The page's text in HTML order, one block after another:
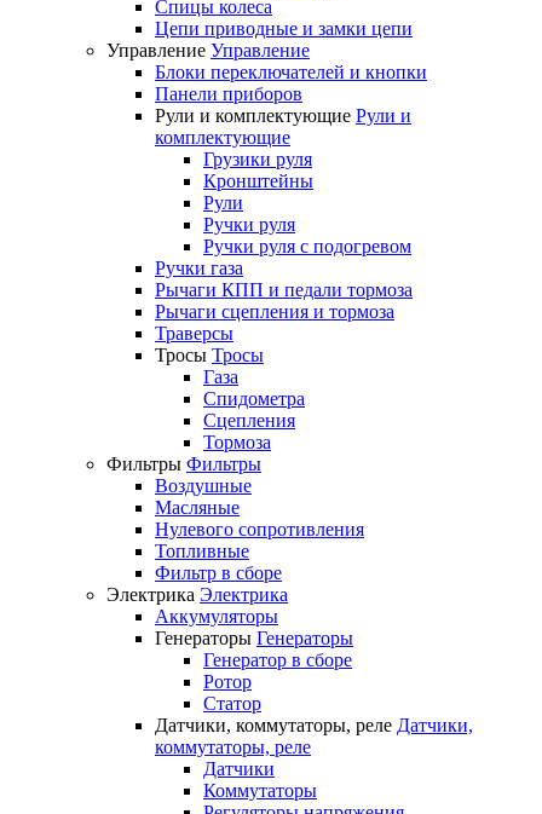
Спицы колеса
Цепи приводные и замки цепи
Управление Управление
Блоки переключателей и кнопки
Панели приборов
Рули и комплектующие Рули и
комплектующие
Грузики руля
Кронштейны
Рули
Ручки руля
Ручки руля с подогревом
Ручки газа
Рычаги КПП и педали тормоза
Рычаги сцепления и тормоза
Траверсы
Тросы Тросы
Газа
Спидометра
Сцепления
Тормоза
Фильтры Фильтры
Воздушные
Масляные
Нулевого сопротивления
Топливные
Фильтр в сборе
Электрика Электрика
Аккумуляторы
Генераторы Генераторы
Генератор в сборе
Ротор
Статор
Датчики, коммутаторы, реле Датчики,
коммутаторы, реле
Датчики
Коммутаторы